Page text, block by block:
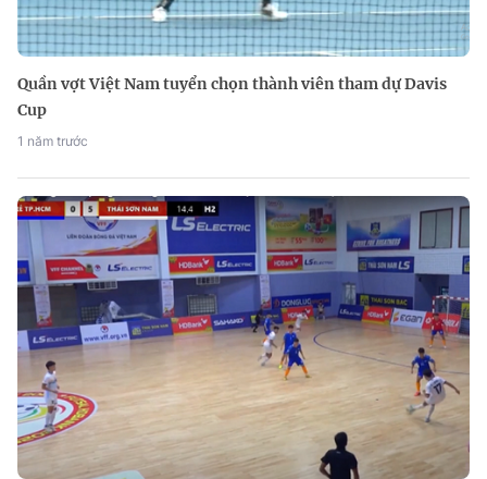
Quần vợt Việt Nam tuyển chọn thành viên tham dự Davis
Cup
1 năm trước